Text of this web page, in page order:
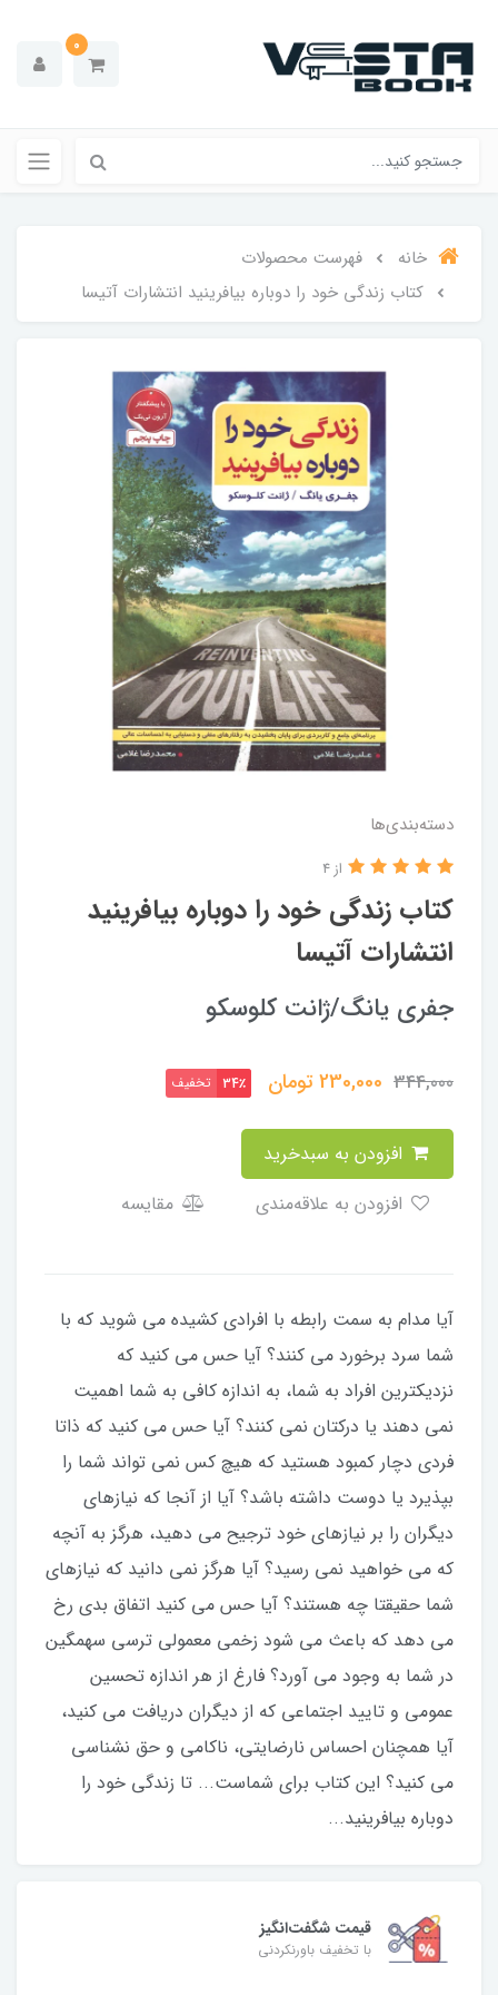
0
خانه
فهرست محصولات
کتاب زندگی خود را دوباره بیافرینید انتشارات آتیسا
دسته‌بندی‌ها
کتاب زندگی خود را دوباره بیافرینید
انتشارات آتیسا
از 4
جفری یانگ/ژانت کلوسکو
344,000
230,000تومان 34٪ تخفیف
مقایسه
آیا مدام به سمت رابطه با افرادی کشیده می شوید که با
شما سرد برخورد می کنند؟ آیا حس می کنید که
نزدیکترین افراد به شما، به اندازه کافی به شما اهمیت
نمی دهند یا دركتان نمی کنند؟ آیا حس می کنید که ذاتا
فردی دچار کمبود هستید که هیچ کس نمی تواند شما را
بپذیرد یا دوست داشته باشد؟ آیا از آنجا که نیازهای
دیگران را بر نیازهای خود ترجیح می دهید، هرگز به آنچه
که می خواهید نمی رسید؟ آیا هرگز نمی دانید که نیازهای
شما حقيقتا چه هستند؟ آیا حس می کنید اتفاق بدی رخ
می دهد که باعث می شود زخمی معمولی ترسی سهمگین
در شما به وجود می آورد؟ فارغ از هر اندازه تحسین
عمومی و تایید اجتماعی که از دیگران دریافت می کنید،
آیا همچنان احساس نارضایتی، ناکامی و حق نشناسی
می کنید؟ این کتاب برای شماست... تا زندگی خود را
دوباره بیافرینید...
قیمت شگفت‌انگیز
با تخفیف باورنکردنی